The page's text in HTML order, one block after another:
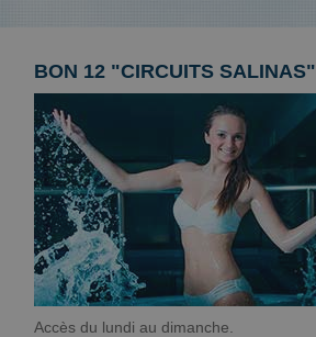
BON 12 "CIRCUITS SALINAS"
Accès du lundi au dimanche.